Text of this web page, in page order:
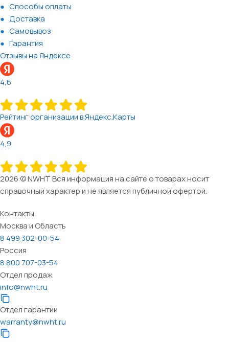
Способы оплаты
Доставка
Самовывоз
Гарантия
Отзывы на Яндексе
4,6
Рейтинг организации в Яндекс.Карты
4,9
2026 © NWHT Вся информация на сайте о товарах носит
справочный характер и не является публичной офертой.
Контакты
Москва и Область
8 499 302-00-54
Россия
8 800 707-03-54
Отдел продаж
info@nwht.ru
Отдел гарантии
warranty@nwht.ru